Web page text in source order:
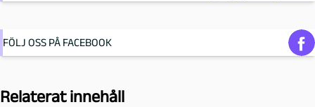
FÖLJ OSS PÅ FACEBOOK
Relaterat innehåll